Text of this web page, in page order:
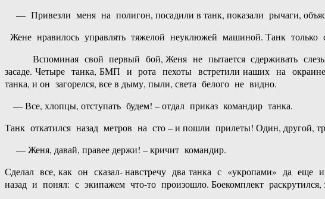
— Привезли меня на полигон, посадили в танк, показали рычаги,
Жене нравилось управлять тяжелой неуклюжей машиной. Танк
Вспоминая свой первый бой, Женя не пытается сдерживать слезы.
засаде. Четыре танка, БМП и рота пехоты встретили наших на
танка, и он загорелся, все в дыму, пыли, света белого не видно.
— Все, хлопцы, отступать будем! – отдал приказ командир танка.
Танк откатился назад метров на сто – и пошли прилеты! Один, другой,
— Женя, давай, правее держи! – кричит командир.
Сделал все, как он сказал- навстречу два танка с «укропами» да
назад и понял: с экипажем что-то произошло. Боекомплект раскрутился,